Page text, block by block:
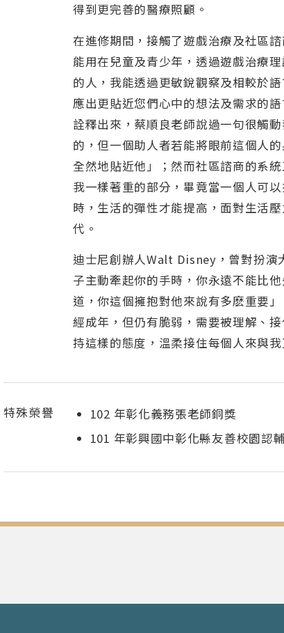
得到更完善的醫療照顧。
在進修期間，接觸了遊戲治療及社區
能用在兒童及青少年，透過遊戲治療
的人，我能透過更敏銳觀察及相較於
應出更貼近您們心中的想法及需求的
詮釋出來，蔡順良老師說過一句很觸
的，但一個助人者若能將眼前這個人
全然地貼近他」；然而社區諮商的系
我一樣著重的部分，畢竟當一個人可
時，生活的彈性才能提高，面對生活
代。
迪士尼創辦人Walt Disney，曾對扮演
子主動牽起你的手時，你永遠不能比
道，你這個擁抱對他來說有多麽重要
經成年，但仍有脆弱，需要被理解、
持這樣的態度，溫柔接住每個人來與我
特殊榮譽
102 年彰化義務張老師銅獎
101 年彰興國中彰化縣友善校園認